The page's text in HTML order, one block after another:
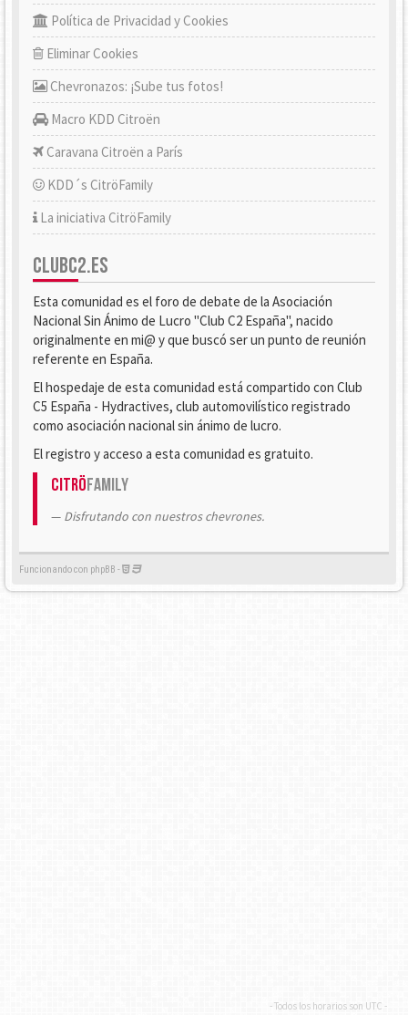
Política de Privacidad y Cookies
Eliminar Cookies
Chevronazos: ¡Sube tus fotos!
Macro KDD Citroën
Caravana Citroën a París
KDD´s CitröFamily
La iniciativa CitröFamily
CLUBC2.ES
Esta comunidad es el foro de debate de la Asociación
Nacional Sin Ánimo de Lucro "Club C2 España", nacido
originalmente en mi@ y que buscó ser un punto de reunión
referente en España.
El hospedaje de esta comunidad está compartido con Club
C5 España - Hydractives, club automovilístico registrado
como asociación nacional sin ánimo de lucro.
El registro y acceso a esta comunidad es gratuito.
CitröFamily
Disfrutando con nuestros chevrones.
Funcionando con phpBB -
- Todos los horarios son UTC -